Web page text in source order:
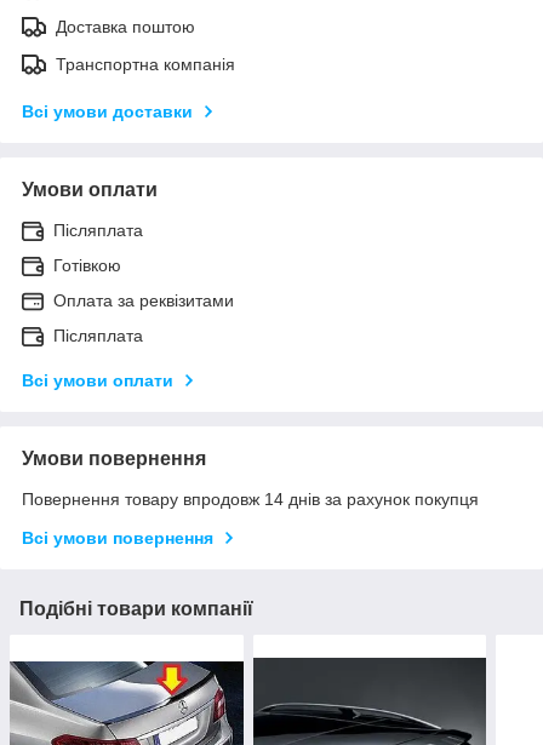
Доставка поштою
Транспортна компанія
Всі умови доставки
Умови оплати
Післяплата
Готівкою
Оплата за реквізитами
Післяплата
Всі умови оплати
Умови повернення
Повернення товару впродовж 14 днів за рахунок покупця
Всі умови повернення
Подібні товари компанії